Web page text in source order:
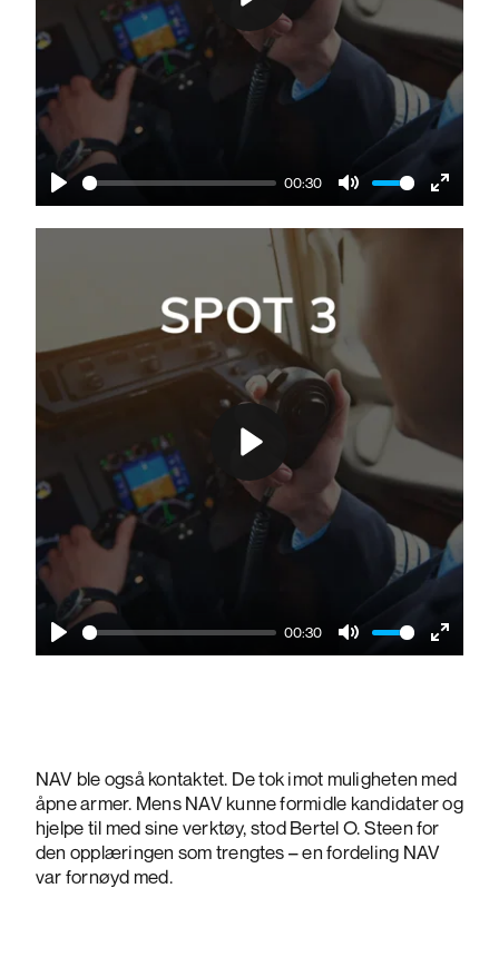
Play
00:30
Mute
Enter
Play
Play
00:30
Mute
Enter
Play
NAV ble også kontaktet. De tok imot muligheten med
åpne armer. Mens NAV kunne formidle kandidater og
hjelpe til med sine verktøy, stod Bertel O. Steen for
den opplæringen som trengtes – en fordeling NAV
var fornøyd med.